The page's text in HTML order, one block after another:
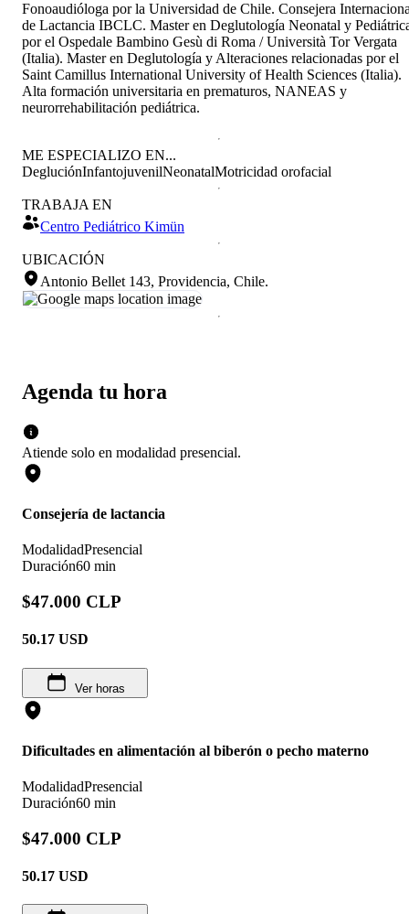
Agenda tu hora
Atiende solo en modalidad presencial.
Consejería de lactancia
ModalidadPresencial
Duración60 min
$47.000 CLP
50.17 USD
Ver horas
Dificultades en alimentación al biberón o pecho materno
ModalidadPresencial
Duración60 min
$47.000 CLP
50.17 USD
Fonoaudióloga por la Universidad de Chile. Consejera
de Lactancia IBCLC. Master en Deglutología Neonatal y
por el Ospedale Bambino Gesù di Roma / Università Tor Vergata
(Italia). Master en Deglutología y Alteraciones relacionadas por el
Saint Camillus International University of Health Sciences (Italia).
Alta formación universitaria en prematuros, NANEAS y
neurorrehabilitación pediátrica.
ME ESPECIALIZO EN...
DegluciónInfantojuvenilNeonatalMotricidad orofacial
TRABAJA EN
Centro Pediátrico Kimün
UBICACIÓN
Antonio Bellet 143, Providencia, Chile.